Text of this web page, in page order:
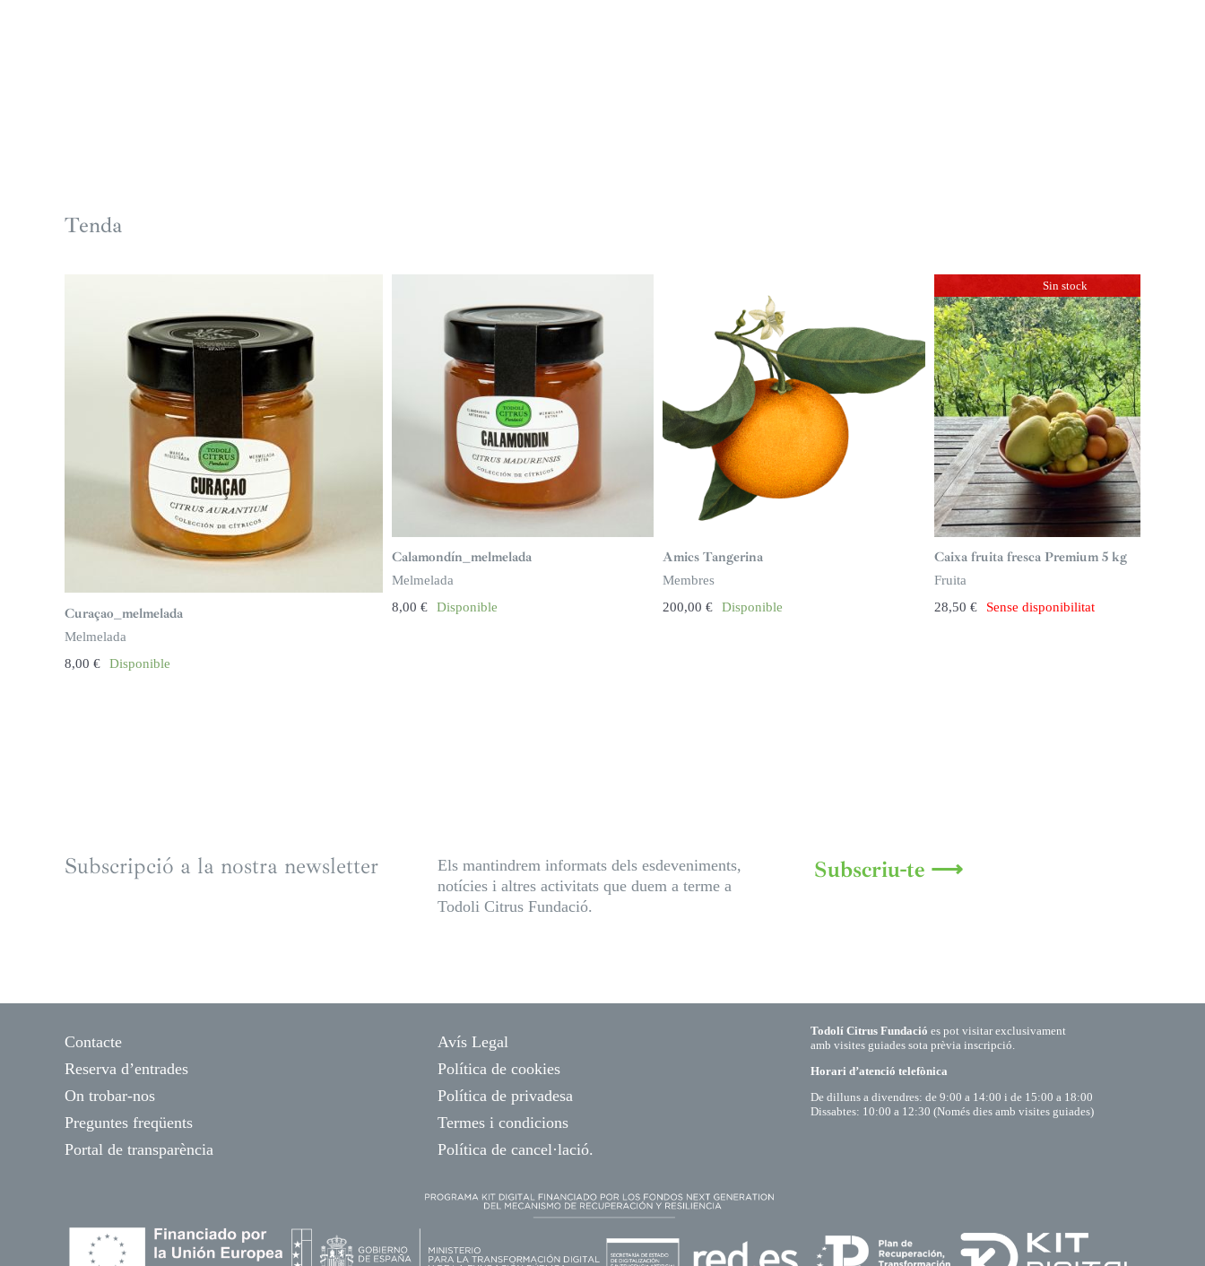
Tenda
Curaçao_melmelada
Melmelada
8,00 € Disponible
Calamondín_melmelada
Melmelada
8,00 € Disponible
Amics Tangerina
Membres
200,00€ Disponible
Sin stock
Caixa fruita fresca Premium 5 kg
Fruita
28,50 € Sense disponibilitat
Subscripció a la nostra newsletter
Els mantindrem informats dels esdeveniments,
notícies i altres activitats que duem a terme a
Todoli Citrus Fundació.
Subscriu-te ⟶
Contacte
Reserva d’entrades
On trobar-nos
Preguntes freqüents
Portal de transparència
Avís Legal
Política de cookies
Política de privadesa
Termes i condicions
Política de cancel·lació.
Todolí Citrus Fundació es pot visitar exclusivament
amb visites guiades sota prèvia inscripció.
Horari d’atenció telefònica
De dilluns a divendres: de 9:00 a 14:00 i de 15:00 a 18:00
Dissabtes: 10:00 a 12:30 (Només dies amb visites guiades)